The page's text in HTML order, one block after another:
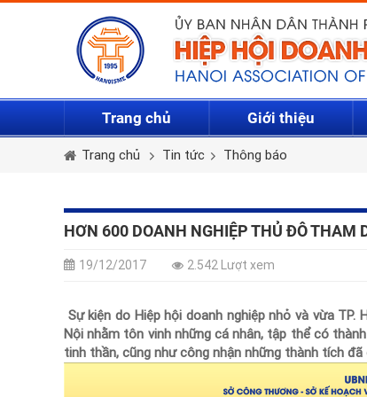
Trang chủ Giới thiệu
Trang chủ Tin tức Thông báo
HƠN 600 DOANH NGHIỆP THỦ ĐÔ THAM
19/12/2017 2.542 Lượt xem
Sự kiện do Hiệp hội doanh nghiệp nhỏ và vừa
Nội nhằm tôn vinh những cá nhân, tập thể có
tinh thần, cũng như công nhận những thành tích